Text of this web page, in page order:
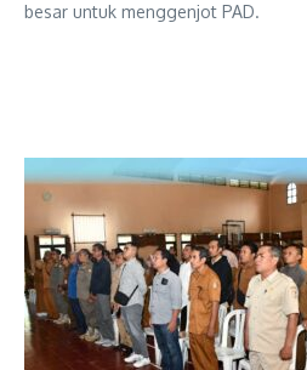
besar untuk menggenjot PAD.